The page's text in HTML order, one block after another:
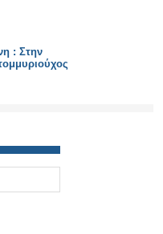
: Στην